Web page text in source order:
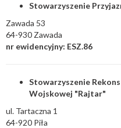
Stowarzyszenie
Zawada 53
64-930 Zawada
nr ewidencyjny: ESZ.86
Stowarzyszenie
Wojskowej "Rajtar"
ul. Tartaczna 1
64-920 Piła